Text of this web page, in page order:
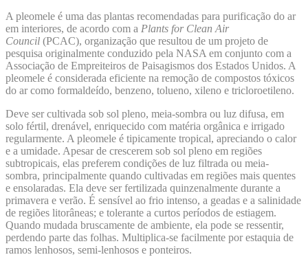
A pleomele é uma das plantas recomendadas para purificação do ar
em interiores, de acordo com a Plants for Clean Air
Council (PCAC), organização que resultou de um projeto de
pesquisa originalmente conduzido pela NASA em conjunto com a
Associação de Empreiteiros de Paisagismos dos Estados Unidos. A
pleomele é considerada eficiente na remoção de compostos tóxicos
do ar como formaldeído, benzeno, tolueno, xileno e tricloroetileno.
Deve ser cultivada sob sol pleno, meia-sombra ou luz difusa, em
solo fértil, drenável, enriquecido com matéria orgânica e irrigado
regularmente. A pleomele é tipicamente tropical, apreciando o calor
e a umidade. Apesar de crescerem sob sol pleno em regiões
subtropicais, elas preferem condições de luz filtrada ou meia-
sombra, principalmente quando cultivadas em regiões mais quentes
e ensolaradas. Ela deve ser fertilizada quinzenalmente durante a
primavera e verão. É sensível ao frio intenso, a geadas e a salinidade
de regiões litorâneas; e tolerante a curtos períodos de estiagem.
Quando mudada bruscamente de ambiente, ela pode se ressentir,
perdendo parte das folhas. Multiplica-se facilmente por estaquia de
ramos lenhosos, semi-lenhosos e ponteiros.